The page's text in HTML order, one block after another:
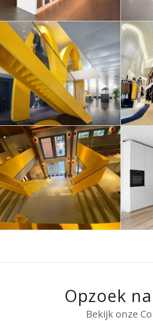
Gigantische grote M
midden in het
Hoofdkantoor van
McDonalds
Nederland
Bekleding
McDonalds Trap
Outlet Center
Roermond met
Corian Imperial
Opzoek
Bekijk onze